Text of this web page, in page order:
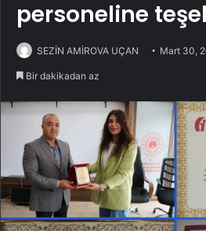
personeline
SEZİN AMİROVA UÇAN Mart 30,
Bir dakikadan az